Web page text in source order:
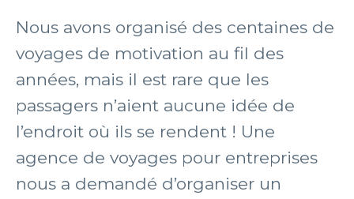
Nous avons organisé des centaines de
voyages de motivation au fil des
années, mais il est rare que les
passagers n’aient aucune idée de
l’endroit où ils se rendent ! Une
agence de voyages pour entreprises
nous a demandé d’organiser un